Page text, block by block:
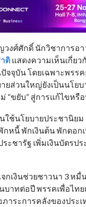
ญวงศ์ศักดิ์ นักวิชาการ
ติ แสดงความเห็นเกี่ยว
จุบัน โดยเฉพาะพรรค
ายส่วนใหญ่ยังเป็นนโย
“ขยับ” สู่การแก้ไขห
ใช้นโยบายประชานิย
หนี้ พักเงินต้น พักดอก
ะชารัฐ เพิ่มเงินบัตรป
เงินช่วยชาวนา 3 หมื่
าทต่อปี พรรคเพื่อไท
าระการคลังของประ